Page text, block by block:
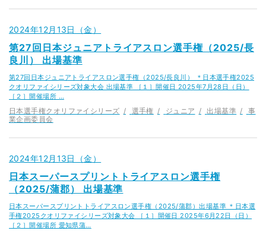
2024年12月13日（金）
第27回日本ジュニアトライアスロン選手権（2025/長
良川） 出場基準
第27回日本ジュニアトライアスロン選手権（2025/長良川） ＊日本選手権2025
クオリファイシリーズ対象大会 出場基準 ［１］開催日 2025年7月28日（日）
［２］開催場所 …
日本選手権クオリファイシリーズ 選手権 ジュニア 出場基準
事
業企画委員会
2024年12月13日（金）
日本スーパースプリントトライアスロン選手権
（2025/蒲郡） 出場基準
日本スーパースプリントトライアスロン選手権（2025/蒲郡）出場基準 ＊日本選
手権2025クオリファイシリーズ対象大会 ［１］開催日 2025年6月22日（日）
［２］開催場所 愛知県蒲…